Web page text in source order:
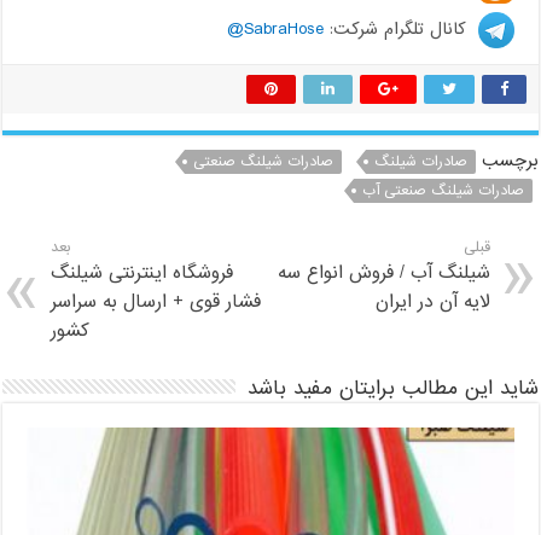
کانال تلگرام شرکت:SabraHose@
برچسب صادرات شیلنگ
صادرات شیلنگ صنعتی
صادرات شیلنگ صنعتی آب
قبلی
شیلنگ آب / فروش انواع سه
لایه آن در ایران
بعد
فروشگاه اینترنتی شیلنگ
فشار قوی + ارسال به سراسر
کشور
شاید این مطالب برایتان مفید باشد